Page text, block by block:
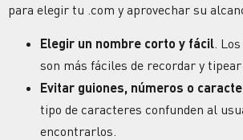
para elegir tu .com y aprovechar su
Elegir un nombre corto y fácil .
son más fáciles de recordar y
Evitar guiones, números o
tipo de caracteres confunden al
encontrarlos.